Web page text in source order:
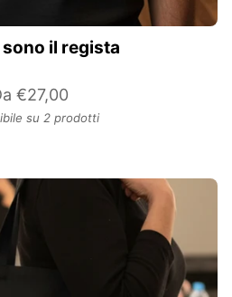
sono il regista
€27,00
su 2 prodotti